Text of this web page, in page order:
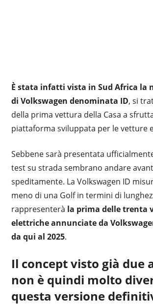
È stata infatti vista in Sud Africa la
di Volkswagen denominata ID, si
della prima vettura della Casa a
piattaforma sviluppata per le vetture
Sebbene sarà presentata
test su strada sembrano andare
speditamente. La Volkswagen ID
meno di una Golf in termini di
rappresenterà la prima delle trenta
elettriche annunciate da
da qui al 2025.
Il concept visto già due
non è quindi molto
questa versione